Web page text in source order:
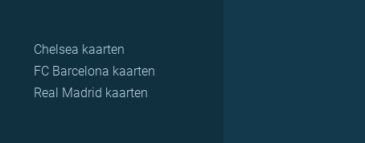
Chelsea kaarten
FC Barcelona kaarten
Real Madrid kaarten